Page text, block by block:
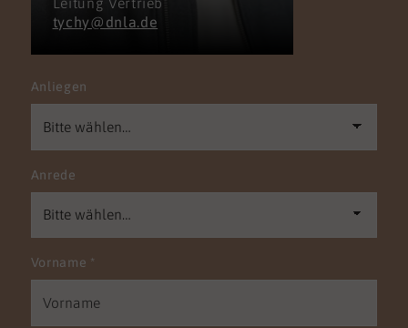
tychy@dnla.de
Anliegen
Anrede
Vorname *